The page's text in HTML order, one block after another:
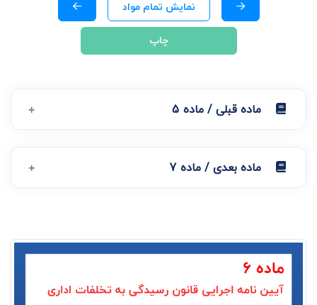
نمایش تمام مواد
چاپ
ماده قبلی / ماده 5
ماده بعدی / ماده 7